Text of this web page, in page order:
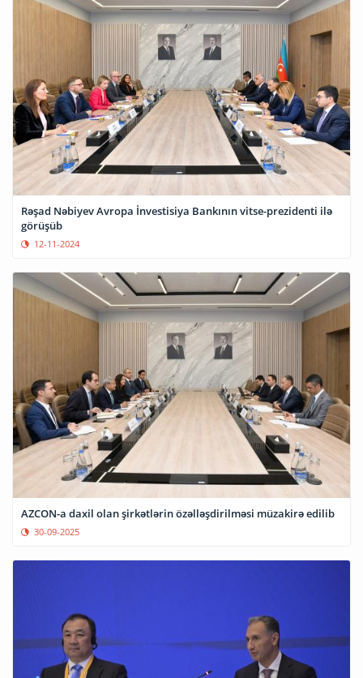
Rəşad Nəbiyev Avropa İnvestisiya Bankının vitse-prezidenti ilə
görüşüb
12-11-2024
AZCON-a daxil olan şirkətlərin özəlləşdirilməsi müzakirə edilib
30-09-2025